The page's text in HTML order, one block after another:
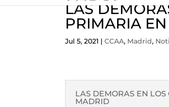
LAS
PRIMARIA
Jul 5, 2021 |CCAA, Madrid,
LAS DEMORAS EN
MADRID